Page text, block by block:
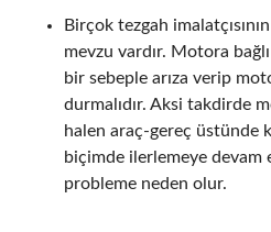
Birçok tezgah
mevzu vardır. Motora
bir sebeple arıza verip
durmalıdır. Aksi takdirde
halen araç-gereç üstünde
biçimde ilerlemeye
probleme neden olur.